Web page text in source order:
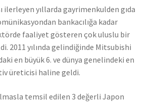
ilerleyen yıllarda gayrimenkulden gıda
bankacılığa kadar
faaliyet gösteren çok uluslu bir
2011 yılında gelindiğinde Mitsubishi
en büyük 6. ve dünya genelindeki en
üreticisi haline geldi.
temsil edilen 3 değerli Japon